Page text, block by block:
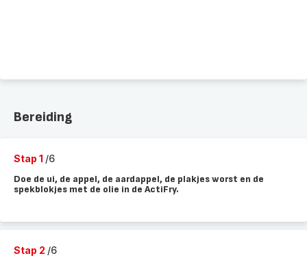
Bereiding
Stap 1 /6
Doe de ui, de appel, de aardappel, de plakjes worst en de
spekblokjes met de olie in de ActiFry.
Stap 2 /6